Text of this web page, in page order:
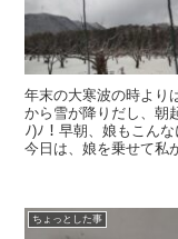
年末の大寒波の時より
から雪が降りだし、
ﾉ)ﾉ！早朝、娘もこん
今日は、娘を乗せて私
ちょっとした事